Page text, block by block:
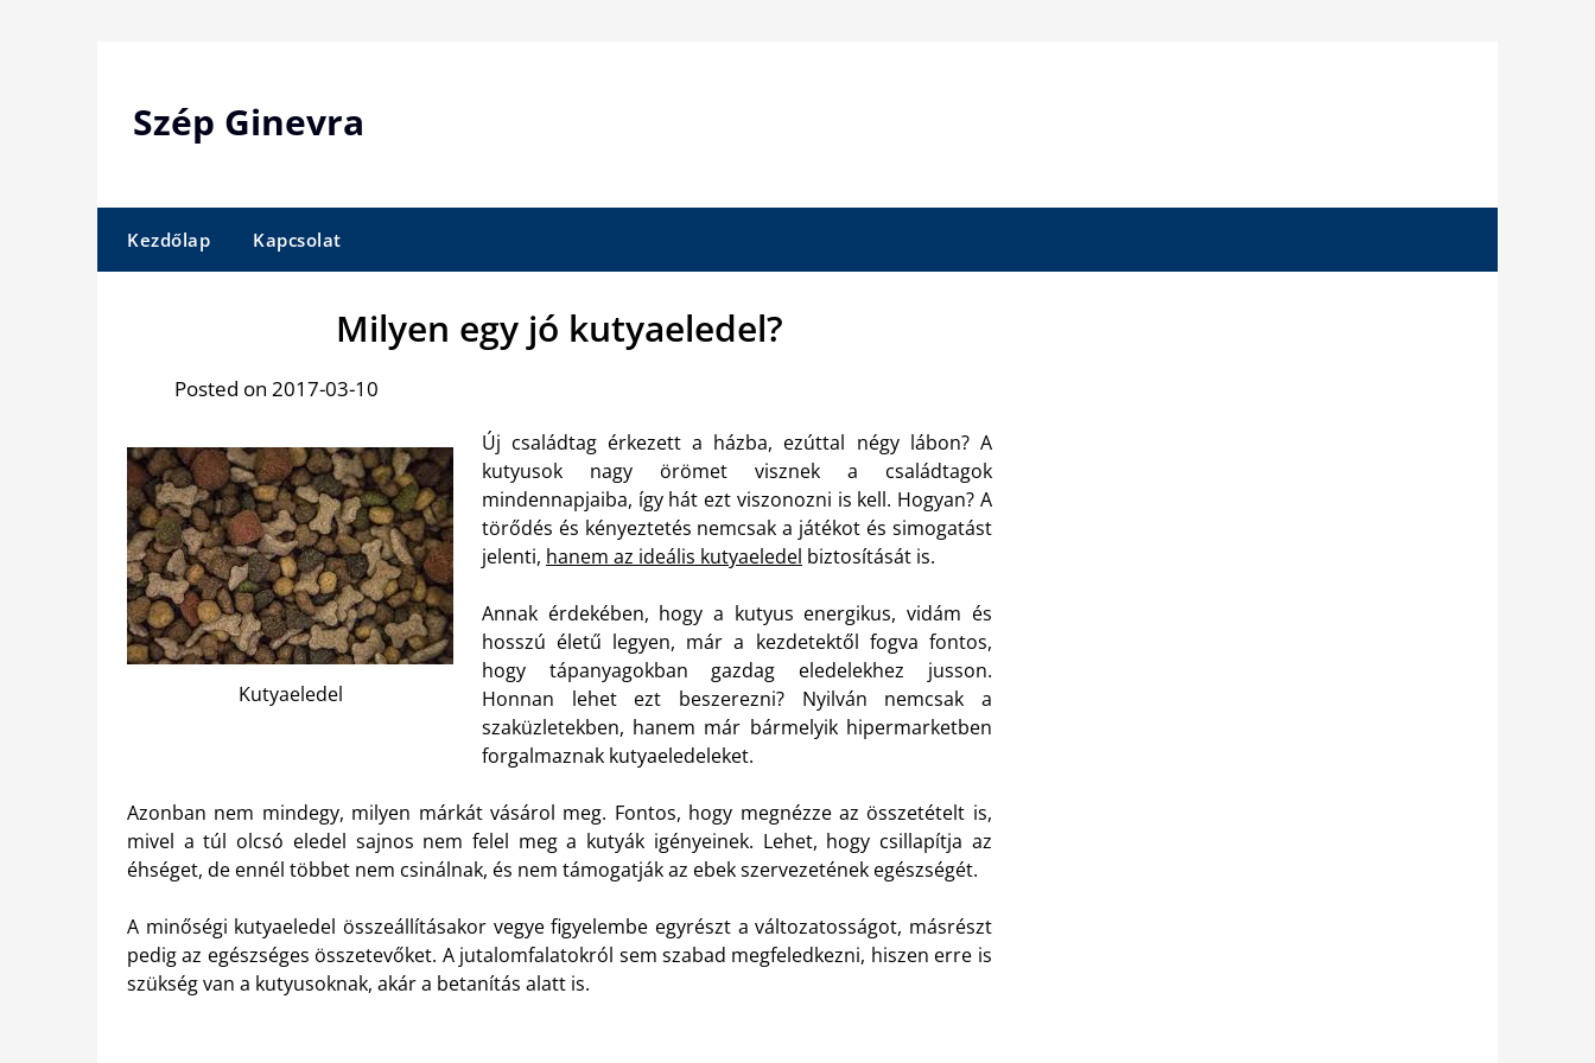
Szép Ginevra
Kezdőlap Kapcsolat
Milyen egy jó kutyaeledel?
Posted on 2017-03-10
Kutyaeledel
Új családtag érkezett a házba, ezúttal négy lábon? A
kutyusok nagy örömet visznek a családtagok
mindennapjaiba, így hát ezt viszonozni is kell. Hogyan? A
törődés és kényeztetés nemcsak a játékot és simogatást
jelenti, hanem az ideális kutyaeledel biztosítását is.
Annak érdekében, hogy a kutyus energikus, vidám és
hosszú életű legyen, már a kezdetektől fogva fontos,
hogy tápanyagokban gazdag eledelekhez jusson.
Honnan lehet ezt beszerezni? Nyilván nemcsak a
szaküzletekben, hanem már bármelyik hipermarketben
forgalmaznak kutyaeledeleket.
Azonban nem mindegy, milyen márkát vásárol meg. Fontos, hogy megnézze az összetételt is,
mivel a túl olcsó eledel sajnos nem felel meg a kutyák igényeinek. Lehet, hogy csillapítja az
éhséget, de ennél többet nem csinálnak, és nem támogatják az ebek szervezetének egészségét.
A minőségi kutyaeledel összeállításakor vegye figyelembe egyrészt a változatosságot, másrészt
pedig az egészséges összetevőket. A jutalomfalatokról sem szabad megfeledkezni, hiszen erre is
szükség van a kutyusoknak, akár a betanítás alatt is.